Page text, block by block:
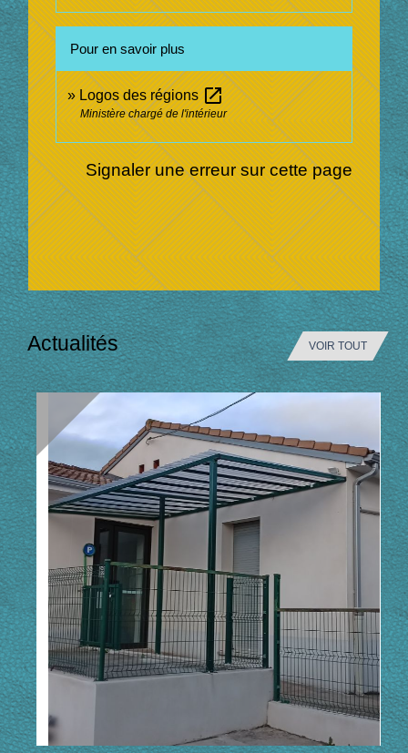
Pour en savoir plus
Logos des régionsopen_in_new
Ministère chargé de l'intérieur
Signaler une erreur sur cette page
Actualités VOIR TOUT